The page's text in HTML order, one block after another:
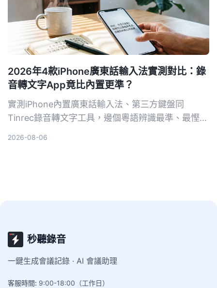
2026年4款iPhone廣東話輸入法實測對比：錄
音轉文字App竟比內置更準？
實測iPhone內置廣東話輸入法、第三方鍵盤同
Tinrec錄音轉文字工具，邊個粵語辨識最準、最慳時
2026-08-06
秒聽錄音
一鍵生成會議記錄 · AI 會議助理
客服時間: 9:00-18:00（工作日）